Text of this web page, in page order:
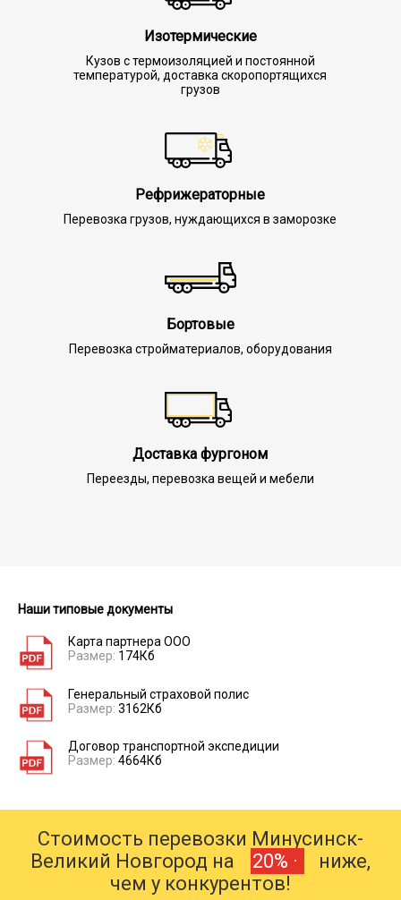
Изотермические
Кузов с термоизоляцией и постоянной
температурой, доставка скоропортящихся
грузов
Рефрижераторные
Перевозка грузов, нуждающихся в заморозке
Бортовые
Перевозка стройматериалов, оборудования
Доставка фургоном
Переезды, перевозка вещей и мебели
Наши типовые документы
Карта партнера ООО
Размер: 174Кб
Генеральный страховой полис
Размер: 3162Кб
Договор транспортной экспедиции
Размер: 4664Кб
Стоимость перевозки Минусинск-
Великий Новгород на
20% ·
ниже,
чем у конкурентов!